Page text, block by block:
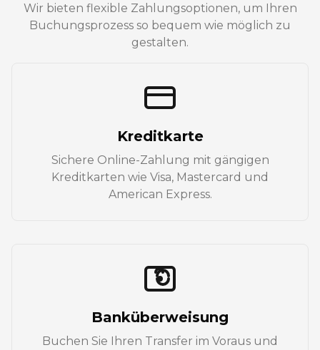
Wir bieten flexible Zahlungsoptionen, um Ihren
Buchungsprozess so bequem wie möglich zu
gestalten.
Kreditkarte
Sichere Online-Zahlung mit gängigen
Kreditkarten wie Visa, Mastercard und
American Express.
Banküberweisung
Buchen Sie Ihren Transfer im Voraus und